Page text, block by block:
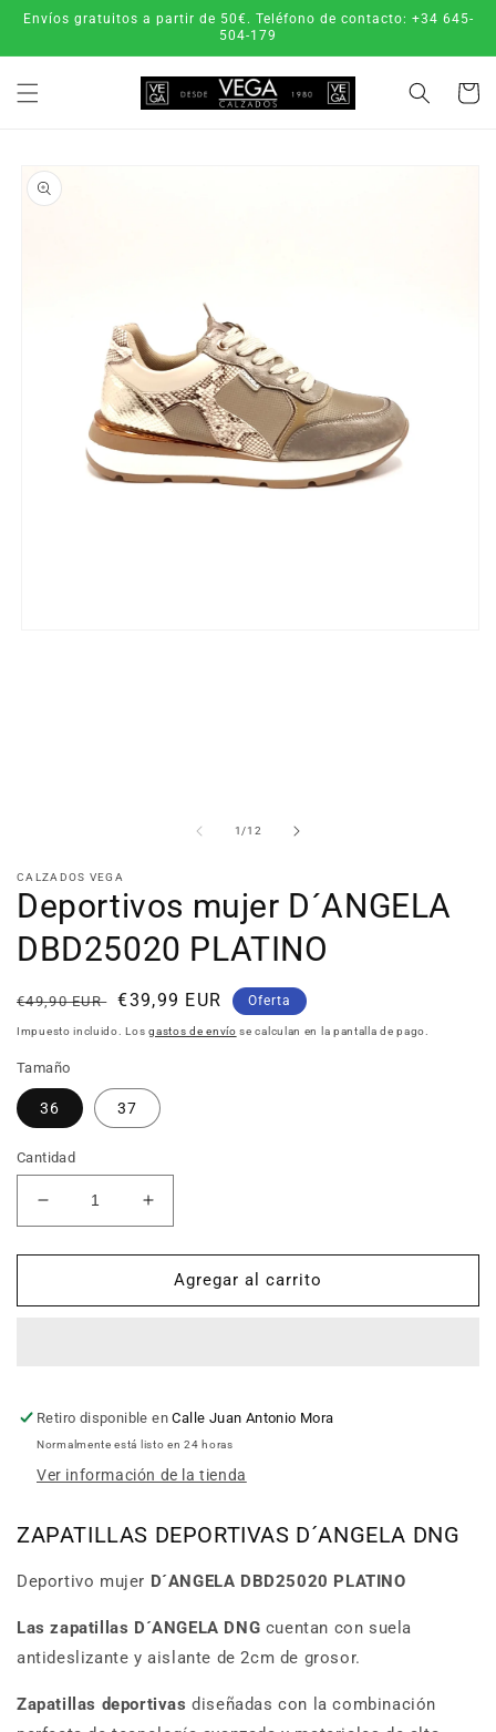
directamente
Envíos gratuitos a partir de 50€. Teléfono de contacto: +34 645-
504-179
Carrito
a la
información
1/de
12
CALZADOS VEGA
Deportivos mujer D´ANGELA
DBD25020 PLATINO
Precio
habitual
€49,90 EUR
Precio
de
€39,99 EUR Oferta
Impuesto incluido. Losgastos de envío se calculan en la pantalla de pago.
Tamaño
36 37
Cantidad
Reducir
cantidad
para
mujer
Aumentar
cantidad
para
Deportivos
mujer
Agregar al carrito
Retiro disponible enCalle Juan Antonio Mora
Normalmente está listo en 24 horas
Ver información de la tienda
ZAPATILLAS DEPORTIVAS D´ANGELA DNG
Deportivo mujer D´ANGELA DBD25020 PLATINO
Las zapatillas D´ANGELA DNG cuentan con suela
antideslizante y aislante de 2cm de grosor.
Zapatillas deportivas diseñadas con la combinación